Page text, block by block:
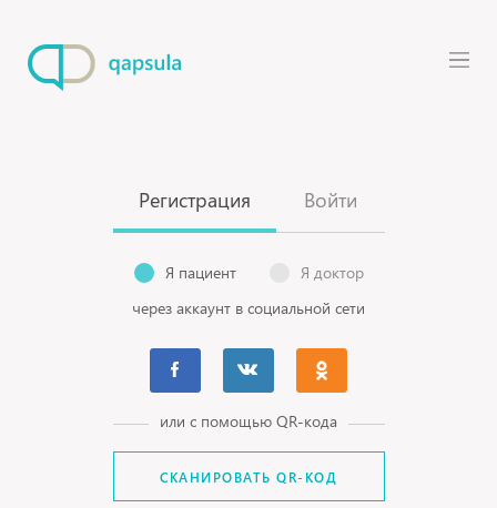
Регистрация Войти
Я пациент
Я доктор
через аккаунт в социальной сети
или с помощью QR-кода
СКАНИРОВАТЬ QR-КОД